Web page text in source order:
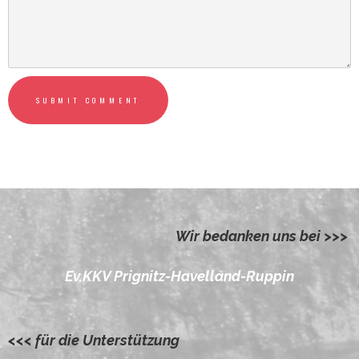
SUBMIT COMMENT
Wir bedanken uns bei >>>
Ev.KKV Prignitz-Havelland-Ruppin
<<< für die Unterstützung